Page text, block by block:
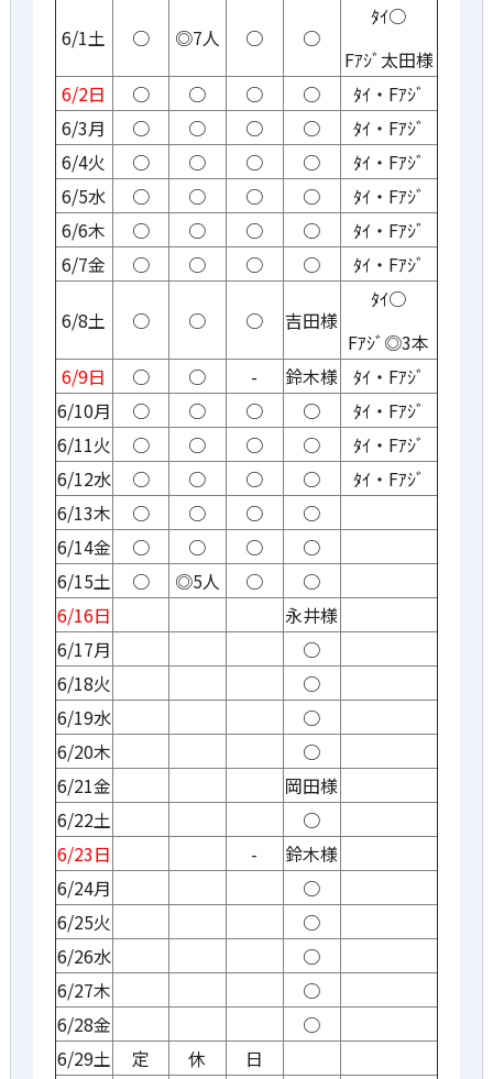
6/1土 ○ ◎7人 ○ ○
ﾀｲ○
Fｱｼﾞ太田様
6/2日
○ ○ ○ ○
ﾀｲ・Fｱｼﾞ
6/3月
○ ○ ○ ○
ﾀｲ・Fｱｼﾞ
6/4火
○ ○ ○ ○
ﾀｲ・Fｱｼﾞ
6/5水
○ ○ ○ ○
ﾀｲ・Fｱｼﾞ
6/6木
○ ○ ○ ○
ﾀｲ・Fｱｼﾞ
6/7金
○ ○ ○ ○ ﾀｲ・Fｱｼﾞ
6/8土 ○ ○ ○ 吉田様
ﾀｲ○
Fｱｼﾞ◎3本
6/9日
○ ○ - 鈴木様 ﾀｲ・Fｱｼﾞ
6/10月
○ ○ ○ ○
ﾀｲ・Fｱｼﾞ
6/11火
○ ○ ○ ○
ﾀｲ・Fｱｼﾞ
6/12水
○ ○ ○ ○
ﾀｲ・Fｱｼﾞ
6/13木
○ ○ ○
○
6/14金
○ ○ ○
○
6/15土
○ ◎5人 ○
○
6/16日
永井様
6/17月
○
6/18火
○
6/19水
○
6/20木
○
6/21金
岡田様
6/22土
○
6/23日
-
鈴木様
6/24月
○
6/25火
○
6/26水
○
6/27木
○
6/28金
○
6/29土
定 休
日